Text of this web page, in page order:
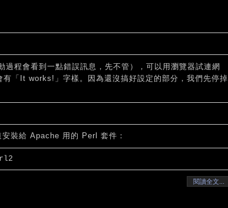
程會看到一點錯誤訊息，先不管），可以用瀏覽器試連網
「It works!」字樣。因為還沒搞好設定的部分，我們先停掉
裝給 Apache 用的 Perl 套件：
閱讀全文...